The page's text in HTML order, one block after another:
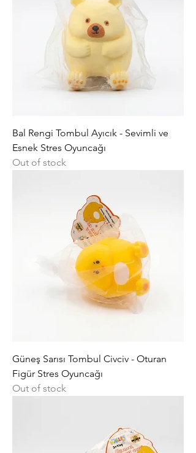
Bal Rengi Tombul Ayıcık - Sevimli ve
Esnek Stres Oyuncağı
Out of stock
Güneş Sarısı Tombul Civciv - Oturan
Figür Stres Oyuncağı
Out of stock